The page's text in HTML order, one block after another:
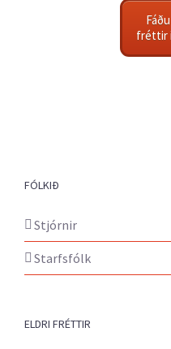
fréttir
FÓLKIÐ
Stjórnir
Starfsfólk
ELDRI FRÉTTIR